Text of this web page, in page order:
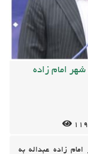
امام زاده